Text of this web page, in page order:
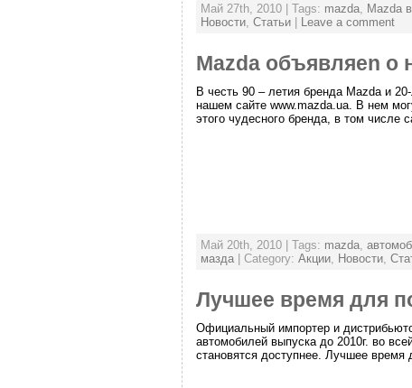
Май 27th, 2010 | Tags: mazda, Mazda
Новости, Статьи Leave a comment
Mazda объявляеn о
В честь 90 – летия бренда Mazda и
нашем сайте www.mazda.ua. В нем
этого чудесного бренда, в том
Май 20th, 2010 | Tags: mazda,
мазда | Category: Акции, Новости,
Лучшее время для
Официальный импортер и
автомобилей выпуска до 2010г. во
становятся доступнее. Лучшее время